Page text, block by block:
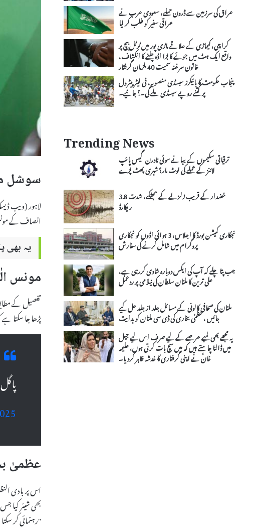
سوشل
لاہور (ویب
انصاف کے
یہ بھی
مونس
تفصیل کے
پڑھا جا سکتا
عظمیٰ
اس پر بادی
بھی شیئر کیا
رہنمائی کر سکتا ہے حرام کھا کر پاگل ہونے والے باولے کا علاج کیا ہوتا ہے؟"
عراق کی سرزمین سے ڈرون حملے، سعودی عرب نے
عراقی سفیر کو طلب کر لیا
کراچی، کیماڑی کے علاقے ماڑی پور میں ٹرٹل بیچ پر
واقع ایک ہٹ میں جوئے کا بڑا اڈہ چلنے کا انکشاف،
خاتون سرغنہ سمیت 40 ملزمان گرفتار
پنجاب حکومت کا بائیکرز سبسڈی منصوبہ، فی لیٹر پیٹرول
پر کتنے روپے سبسڈی ملے گی۔؟ جانیے۔
Trending News
ترقیاتی سکیموں کے بہانے سوئی نادرن گیس پائپ
لائنز کے عملے کی لوٹ مار؟ شہری پھٹ پڑے
خضدار کے قریب زلزلے کے جھٹکے، شدت 3.8
ریکارڈ
نجکاری کمیشن بورڈ کا اجلاس، 3 ہوائی اڈوں کو نجکاری
پروگرام میں شامل کرنے کی سفارش
جب پتا چلے کہ آپ کی ایکس دوبارہ شادی کررہی ہے،
علی ترین کا ملتان سلطان کی نیلامی پر ردعمل
ملتان کی صحافی کالونی کے مسائل جلد از جلد حل کیے
جائیں ، عظمٰی بخاری کی ڈی سی ملتان کو ہدایت
یہ مجھے بھی لمبے عرصے کے لیے صرف اس لیے جیل
میں ڈالنا چاہتے ہیں کہ میں سچ بات کرتی ہوں، علیمہ
خان نے اپنی گرفتاری کا خدشہ ظاہر کردیا۔